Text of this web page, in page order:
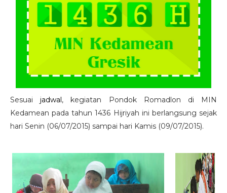
Sesuaijadwal, kegiatan Pondok Romadlon di MIN
Kedamean pada tahun 1436 Hijriyah ini berlangsung sejak
hari Senin (06/07/2015) sampai hari Kamis (09/07/2015).